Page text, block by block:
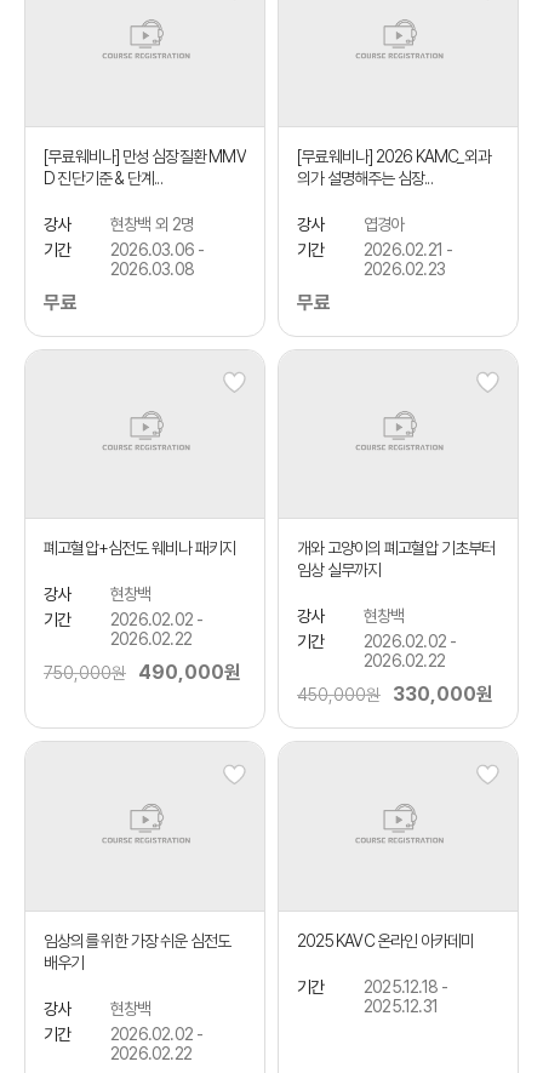
[무료웨비나] 만성 심장질환 MMV
D 진단기준 & 단계...
강사
현창백 외 2명
기간
2026.03.06 -
2026.03.08
무료
[무료웨비나] 2026 KAMC_외과
의가 설명해주는 심장...
강사
엽경아
기간
2026.02.21 -
2026.02.23
무료
폐고혈압+심전도 웨비나 패키지
강사
현창백
기간
2026.02.02 -
2026.02.22
750,000원
490,000원
개와 고양이의 폐고혈압 기초부터
임상 실무까지
강사
현창백
기간
2026.02.02 -
2026.02.22
450,000원
330,000원
임상의를 위한 가장 쉬운 심전도
배우기
강사
현창백
기간
2026.02.02 -
2026.02.22
2025 KAVC 온라인 아카데미
기간
2025.12.18 -
2025.12.31